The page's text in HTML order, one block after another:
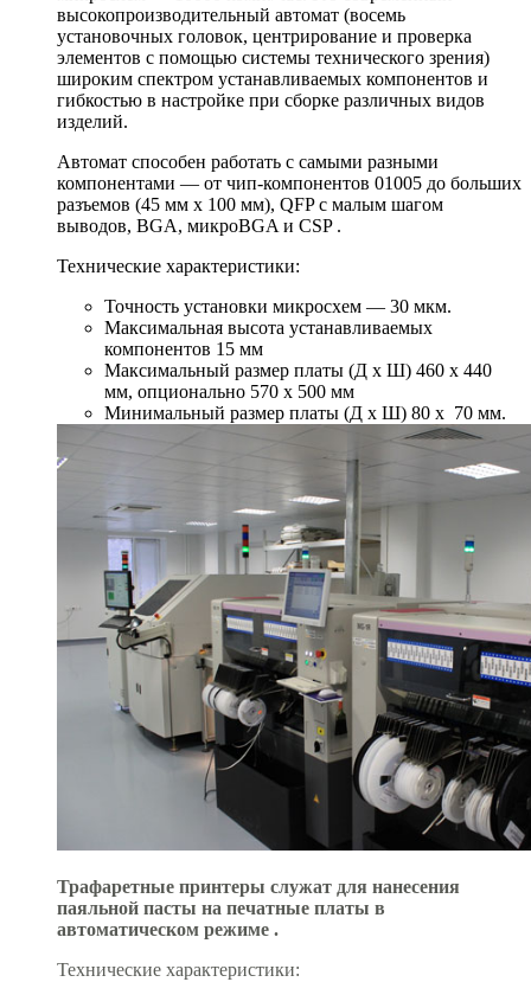
высокопроизводительный автомат (восемь
установочных головок, центрирование и проверка
элементов с помощью системы технического зрения)
широким спектром устанавливаемых компонентов и
гибкостью в настройке при сборке различных видов
изделий.
Автомат способен работать с самыми разными
компонентами — от чип-компонентов 01005 до больших
разъемов (45 мм х 100 мм), QFP с малым шагом
выводов, BGA, микроBGA и CSP .
Технические характеристики:
Точность установки микросхем — 30 мкм.
Максимальная высота устанавливаемых
компонентов 15 мм
Максимальный размер платы (Д х Ш) 460 х 440
мм, опционально 570 х 500 мм
Минимальный размер платы (Д х Ш) 80 x 70 мм.
Трафаретные принтеры служат для нанесения
паяльной пасты на печатные платы в
автоматическом режиме .
Технические характеристики: